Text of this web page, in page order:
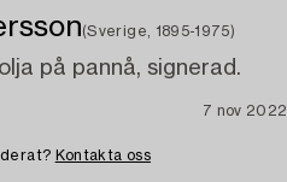
(Sverige, 1895-1975)
på pannå, signerad.
7 nov 2022
Kontakta oss